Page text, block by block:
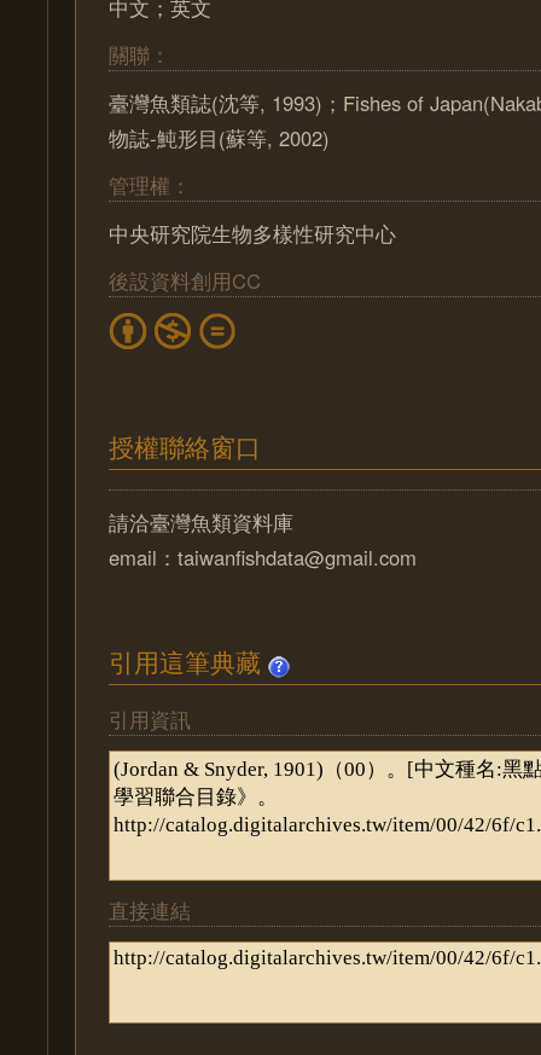
中文；英文
關聯：
臺灣魚類誌(沈等, 1993)；Fishes of
物誌-魨形目(蘇等, 2002)
管理權：
中央研究院生物多樣性研究中心
後設資料創用CC
授權聯絡窗口
請洽臺灣魚類資料庫
email：taiwanfishdata@gmail.com
引用這筆典藏
引用資訊
直接連結